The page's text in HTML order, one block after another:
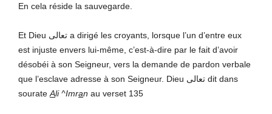
En cela réside la sauvegarde.
Et Dieu تعالى a dirigé les croyants, lorsque l’un d’entre eux
est injuste envers lui-même, c’est-à-dire par le fait d’avoir
désobéi à son Seigneur, vers la demande de pardon verbale
que l’esclave adresse à son Seigneur. Dieu تعالى dit dans
sourate Ali ^Imran au verset 135